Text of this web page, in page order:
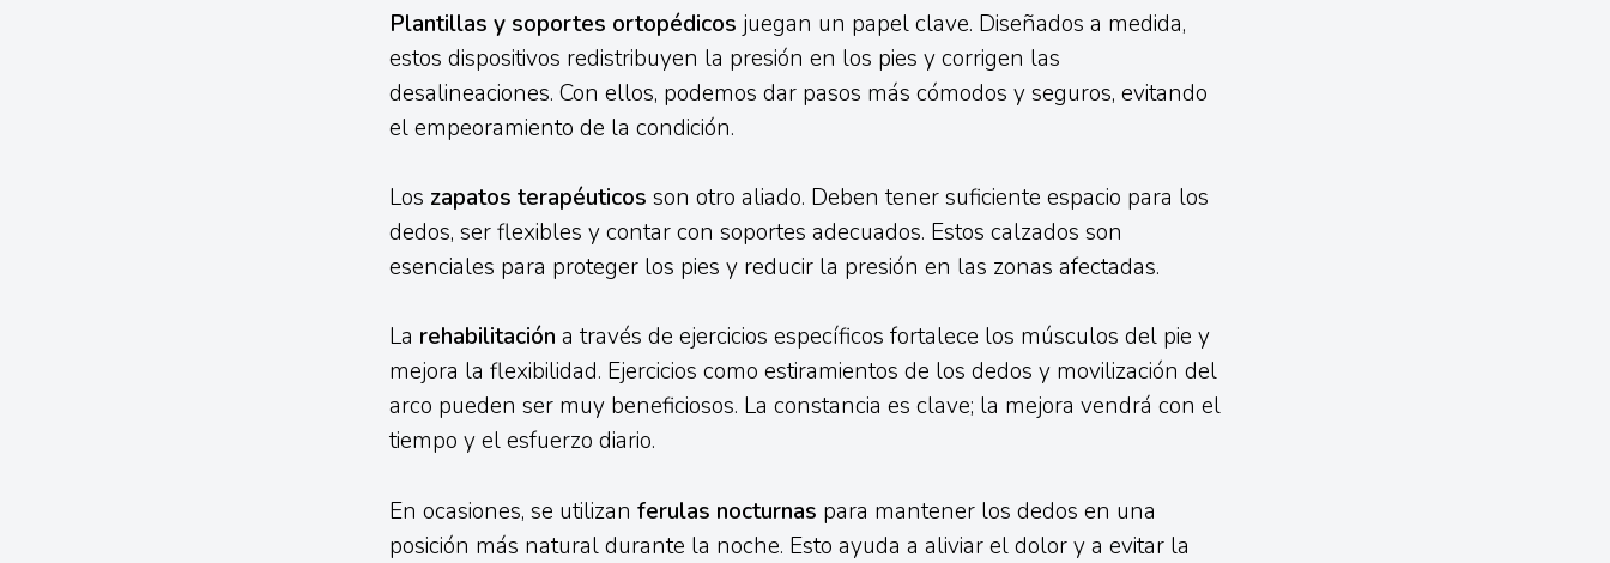
Plantillas y soportes ortopédicos juegan un papel clave. Diseñados a medida,
estos dispositivos redistribuyen la presión en los pies y corrigen las
desalineaciones. Con ellos, podemos dar pasos más cómodos y seguros, evitando
el empeoramiento de la condición.
Los zapatos terapéuticos son otro aliado. Deben tener suficiente espacio para los
dedos, ser flexibles y contar con soportes adecuados. Estos calzados son
esenciales para proteger los pies y reducir la presión en las zonas afectadas.
La rehabilitación a través de ejercicios específicos fortalece los músculos del pie y
mejora la flexibilidad. Ejercicios como estiramientos de los dedos y movilización del
arco pueden ser muy beneficiosos. La constancia es clave; la mejora vendrá con el
tiempo y el esfuerzo diario.
En ocasiones, se utilizan ferulas nocturnas para mantener los dedos en una
posición más natural durante la noche. Esto ayuda a aliviar el dolor y a evitar la